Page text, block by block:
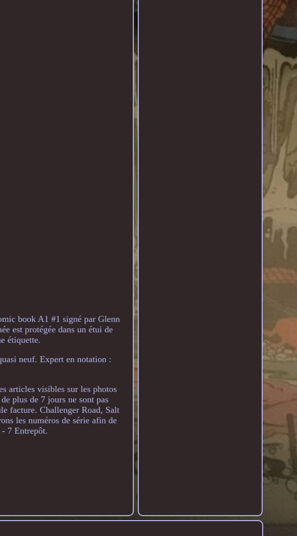
book A1 #1 signé par Glenn
est protégée dans un étui de
étiquette.
neuf. Expert en notation :
articles visibles sur les photos
plus de 7 jours ne sont pas
facture. Challenger Road, Salt
les numéros de série afin de
7 Entrepôt.